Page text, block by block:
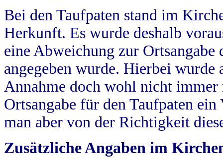
Bei den Taufpaten stand im
Herkunft. Es wurde deshalb
eine Abweichung zur
angegeben wurde. Hierbei wurde
Annahme doch wohl nicht
Ortsangabe für den Taufpaten
man aber von der Richtigkeit
Zusätzliche Angaben im